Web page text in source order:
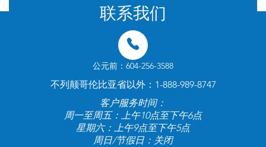
联系我们
公元前：604-256-3588
不列颠哥伦比亚省以外：1-888-989-8747
客户服务时间：
周一至周五：上午10点至下午6点
星期六：上午9点至下午5点
周日/节假日：关闭